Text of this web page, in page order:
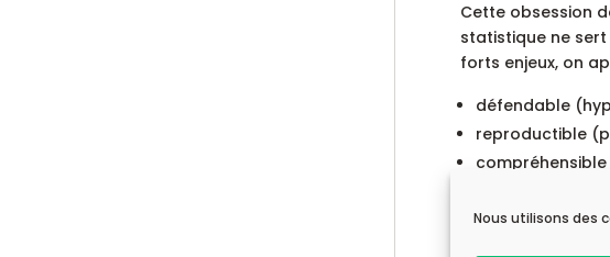
Nous utilisons des
Cette obsession
statistique ne sert
forts enjeux, on
défendable
reproductible
Même